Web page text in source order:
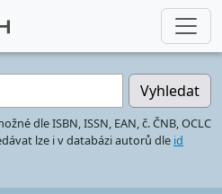
Vyhledat
dle ISBN, ISSN, EAN, č. ČNB, OCLC
lze i v databázi autorů dle id